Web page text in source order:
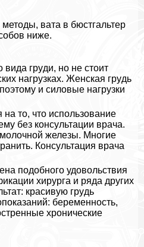
вата в бюcтгальтер
ниже.
гpyди, но не стоит
нагрузках. Женская гpyдь
и силовые нагрузки
то, что использование
без консультации врача.
железы. Многие
Консультация врача
подобного удовольствия
хирурга и ряда других
красивую гpyдь
беременность,
хронические